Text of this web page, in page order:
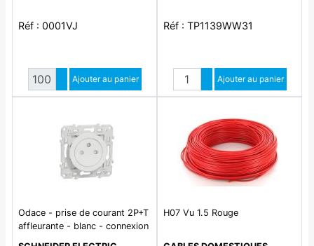
Réf : 0001VJ
Quantité
Augmenter quantité
Diminuer quantité
Ajouter au panier
Réf : TP1139WW31
Quantité
Augmenter quantité
Diminuer quantité
Ajouter au panier
Odace - prise de courant 2P+T
affleurante - blanc - connexion
H07 Vu 1.5 Rouge